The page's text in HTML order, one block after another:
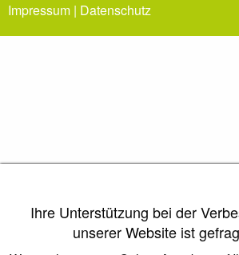
Ihre Unterstützung bei der
unserer Website ist
Impressum | Datenschutz